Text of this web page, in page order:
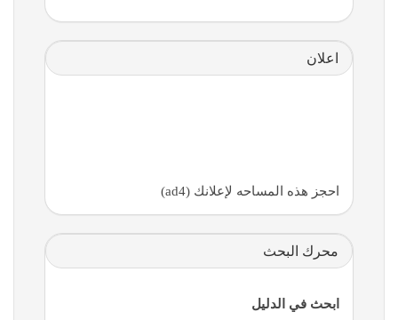
اعلان
احجز هذه المساحه لإعلانك (ad4)
محرك البحث
ابحث في الدليل